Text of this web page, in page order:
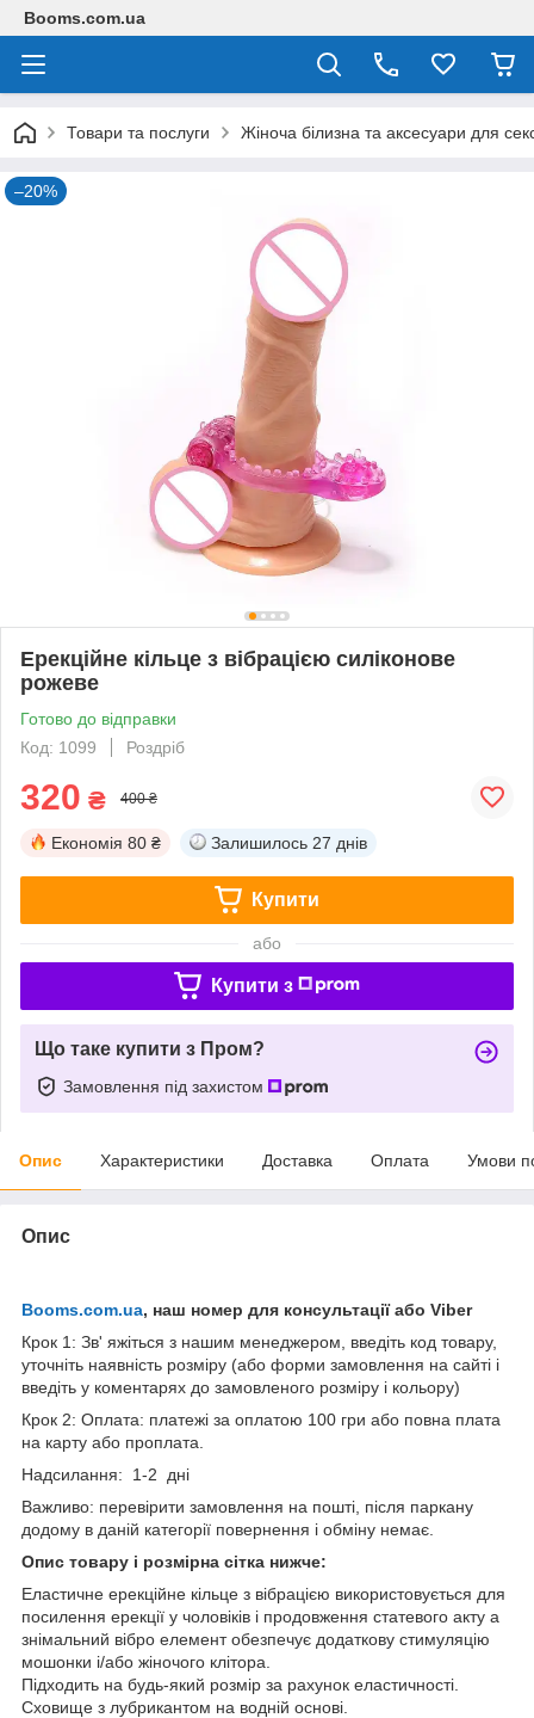
Booms.com.ua
Товари та послуги Жіноча білизна та аксесуари для
–20%
Ерекційне кільце з вібрацією силіконове
рожеве
Готово до відправки
Код: 1099
Роздріб
320 ₴ 400 ₴
Економія 80 ₴ Залишилось 27 днів
Купити
або
Купити з
Що таке купити з Пром?
Замовлення під захистом
Опис Характеристики Доставка Оплата Умови
Опис
Booms.com.ua, наш номер для консультації або Viber
Крок 1: Зв' яжіться з нашим менеджером, введіть код товару,
уточніть наявність розміру (або форми замовлення на сайті і
введіть у коментарях до замовленого розміру і кольору)
Крок 2: Оплата: платежі за оплатою 100 гри або повна плата
на карту або проплата.
Надсилання: 1-2 дні
Важливо: перевірити замовлення на пошті, після паркану
додому в даній категорії повернення і обміну немає.
Опис товару і розмірна сітка нижче:
Еластичне ерекційне кільце з вібрацією використовується для
посилення ерекції у чоловіків і продовження статевого акту а
знімальний вібро елемент обезпечує додаткову стимуляцію
мошонки і/або жіночого клітора.
Підходить на будь-який розмір за рахунок еластичності.
Сховище з лубрикантом на водній основі.